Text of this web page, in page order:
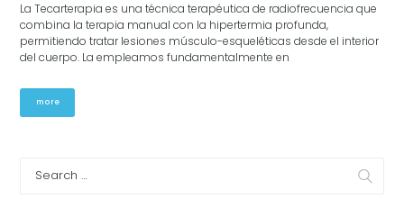
La Tecarterapia es una técnica terapéutica de radiofrecuencia que
combina la terapia manual con la hipertermia profunda,
permitiendo tratar lesiones músculo-esqueléticas desde el interior
del cuerpo. La empleamos fundamentalmente en
more